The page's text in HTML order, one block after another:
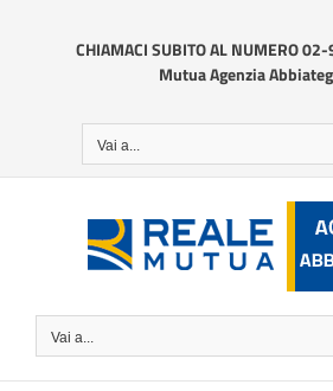
contenutoCHIAMACI SUBITO AL NUMERO
Mutua Agenzia
Vai a...
Vai a...